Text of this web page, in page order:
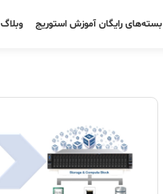
بسته‌های رایگان آموزش استوریج وبلاگ